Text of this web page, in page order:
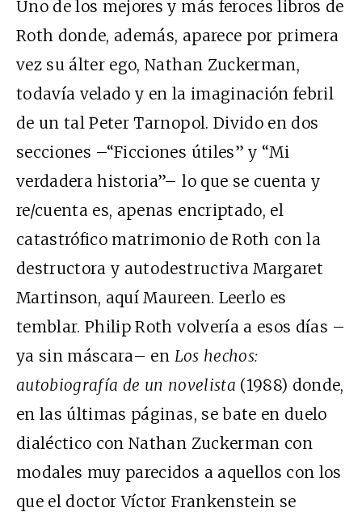
Uno de los mejores y más feroces libros de
Roth donde, además, aparece por primera
vez su álter ego, Nathan Zuckerman,
todavía velado y en la imaginación febril
de un tal Peter Tarnopol. Divido en dos
secciones –“Ficciones útiles” y “Mi
verdadera historia”– lo que se cuenta y
re/cuenta es, apenas encriptado, el
catastrófico matrimonio de Roth con la
destructora y autodestructiva Margaret
Martinson, aquí Maureen. Leerlo es
temblar. Philip Roth volvería a esos días –
ya sin máscara– en Los hechos:
autobiografía de un novelista (1988) donde,
en las últimas páginas, se bate en duelo
dialéctico con Nathan Zuckerman con
modales muy parecidos a aquellos con los
que el doctor Víctor Frankenstein se